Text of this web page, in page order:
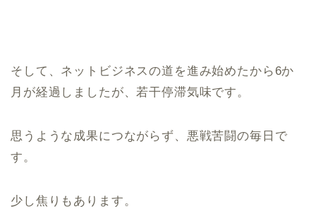
そして、ネットビジネスの道を進み始めたから6か
月が経過しましたが、若干停滞気味です。
思うような成果につながらず、悪戦苦闘の毎日で
す。
少し焦りもあります。